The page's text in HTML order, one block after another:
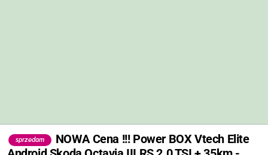
sprzedam
NOWA Cena !!! Power BOX Vtech Elite